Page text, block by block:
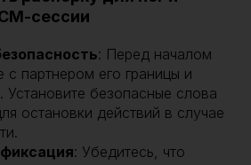
сессии
: Перед началом
с партнером его границы и
Установите безопасные слова
остановки действий в случае
: Убедитесь, что